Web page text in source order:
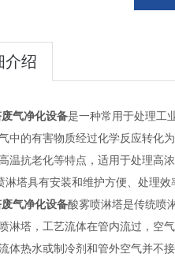
介绍
气净化设备是一种常用于处理工
中的有害物质经过化学反应转化
温抗老化等特点，适用于处理高
淋塔具有安装和维护方便、处理
气净化设备酸雾喷淋塔是传统喷
淋塔，工艺流体在管内流过，空
体热水或制冷剂和管外空气并不